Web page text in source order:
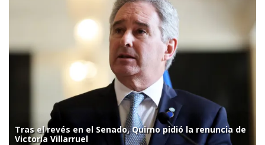
Tras el revés en el Senado, Quirno pidió la renuncia de
Victoria Villarruel